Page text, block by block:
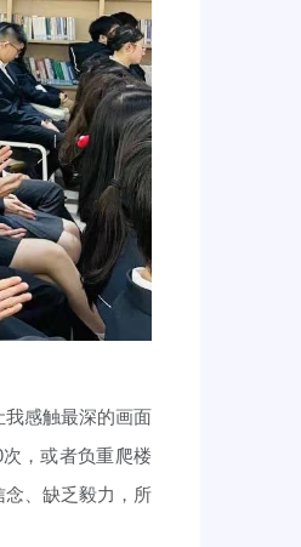
感触最深的画面
，或者负重爬楼
、缺乏毅力，所